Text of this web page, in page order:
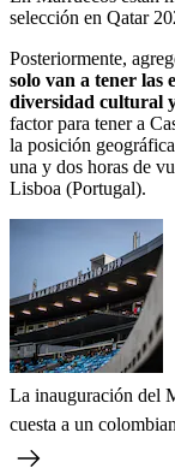
selección en Qatar
Posteriormente,
solo van a tener las
diversidad cultural
factor para tener a
la posición
una y dos horas de
Lisboa (Portugal).
La inauguración del
cuesta a un